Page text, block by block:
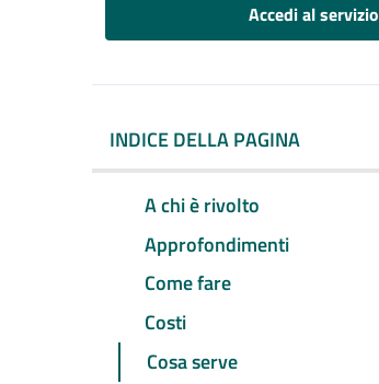
Accedi al servizio
INDICE DELLA PAGINA
A chi è rivolto
Approfondimenti
Come fare
Costi
Cosa serve